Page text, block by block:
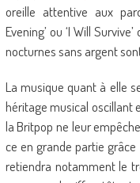
oreille attentive aux
Evening’ ou ‘I Will
nocturnes sans argent
La musique quant à elle
héritage musical oscillant
la Britpop ne leur
ce en grande partie grâce
retiendra notamment le